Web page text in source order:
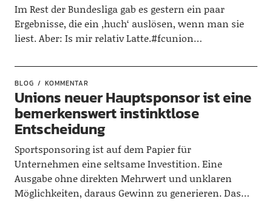
Im Rest der Bundesliga gab es gestern ein paar
Ergebnisse, die ein ‚huch‘ auslösen, wenn man sie
liest. Aber: Is mir relativ Latte.#fcunion…
BLOG KOMMENTAR
Unions neuer Hauptsponsor ist eine
bemerkenswert instinktlose
Entscheidung
Sportsponsoring ist auf dem Papier für
Unternehmen eine seltsame Investition. Eine
Ausgabe ohne direkten Mehrwert und unklaren
Möglichkeiten, daraus Gewinn zu generieren. Das…